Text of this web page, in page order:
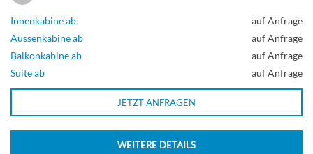
Innenkabine ab
auf Anfrage
Aussenkabine ab
auf Anfrage
Balkonkabine ab
auf Anfrage
Suite ab
auf Anfrage
JETZT ANFRAGEN
WEITERE DETAILS